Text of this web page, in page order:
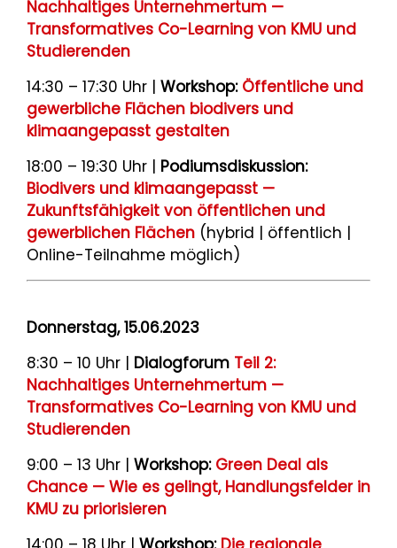
Nachhaltiges Unternehmertum —
Transformatives Co-Learning von KMU und
Studierenden
14:30 – 17:30 Uhr | Workshop: Öffentliche und
gewerbliche Flächen biodivers und
klimaangepasst gestalten
18:00 – 19:30 Uhr | Podiumsdiskussion:
Biodivers und klimaangepasst —
Zukunftsfähigkeit von öffentlichen und
gewerblichen Flächen (hybrid | öffentlich |
Online-Teilnahme möglich)
Donnerstag, 15.06.2023
8:30 – 10 Uhr | Dialogforum Teil 2:
Nachhaltiges Unternehmertum —
Transformatives Co-Learning von KMU und
Studierenden
9:00 – 13 Uhr | Workshop: Green Deal als
Chance — Wie es gelingt, Handlungsfelder in
KMU zu priorisieren